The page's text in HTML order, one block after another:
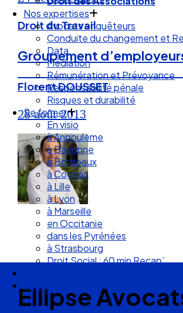
Nos expertises
Avocats enquêteurs
Conduite du changement et
Data
Médiation
Rémunération et Prévoyance
Responsabilité pénale
Risques et durabilité
Se former
En visio
à Angouleme
à Bayonne
à Bordeaux
à Cognac
à Lille
à Lyon
à Marseille
en Occitanie
dans les Pyrénées
à Strasbourg
Droit Social : 60 min Recap’
Droit du Travail
Groupement
Florent DOUSSET
28 août 2013
Ellipse